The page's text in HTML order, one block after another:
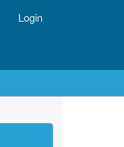
Login